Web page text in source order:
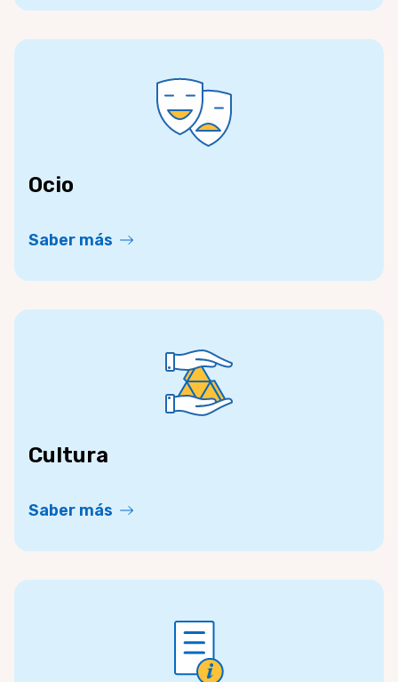
Ocio
Saber más
Cultura
Saber más